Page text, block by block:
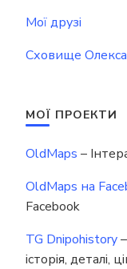
Мої друзі
Сховище
МОЇ ПРОЕКТИ
OldMaps –
OldMaps на
Facebook
TG Dnipohistory
історія, деталі,